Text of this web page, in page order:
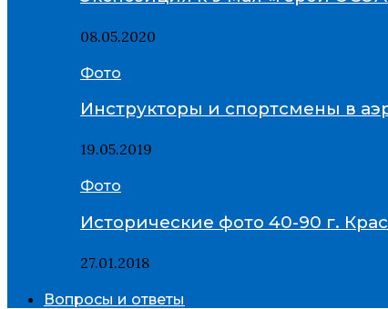
08.05.2020
Фото
Инструкторы и спортсмены в
19.05.2019
Фото
Исторические фото 40-90 г.
27.01.2018
Вопросы и ответы